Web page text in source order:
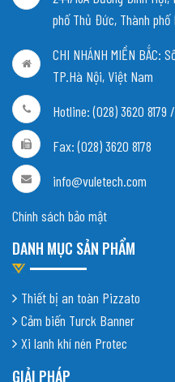
phố Thủ Đức, Thành phố
CHI NHÁNH MIỀN BẮC:
TP.Hà Nội, Việt Nam
Hotline: (028) 3620 8179
Fax: (028) 3620 8178
info@vuletech.com
Chính sách bảo mật
DANH MỤC SẢN PHẨM
Thiết bị an toàn Pizzato
Cảm biến Turck Banner
Xi lanh khí nén Protec
GIẢI PHÁP